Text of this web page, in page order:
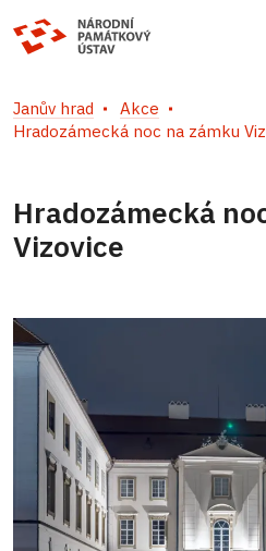
Janův hrad
Akce
Hradozámecká noc na zámku
Hradozámecká
Vizovice